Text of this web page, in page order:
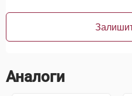
Аналоги